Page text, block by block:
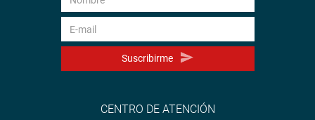
Suscribirme
CENTRO DE ATENCIÓN